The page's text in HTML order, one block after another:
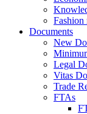
Fashion
Documents
New
Legal
Vitas
Trade
FTAs